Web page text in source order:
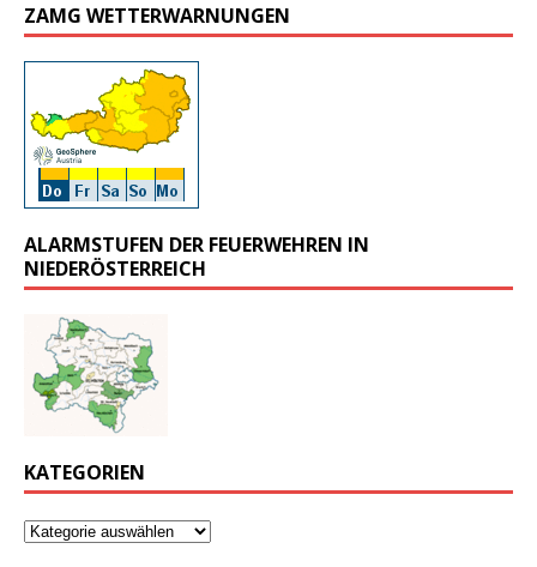
ZAMG WETTERWARNUNGEN
ALARMSTUFEN DER FEUERWEHREN IN
NIEDERÖSTERREICH
KATEGORIEN